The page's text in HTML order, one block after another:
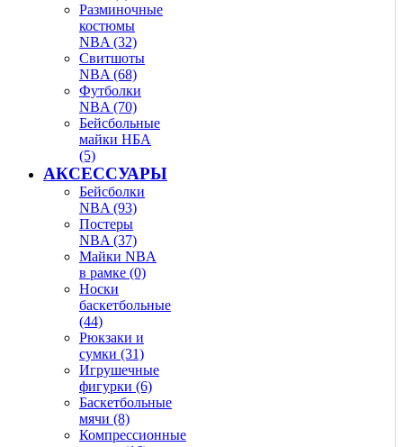
Разминочные
костюмы
NBA (32)
Свитшоты
NBA (68)
Футболки
NBA (70)
Бейсбольные
майки НБА
(5)
АКСЕССУАРЫ
Бейсболки
NBA (93)
Постеры
NBA (37)
Майки NBA
в рамке (0)
Носки
баскетбольные
(44)
Рюкзаки и
сумки (31)
Игрушечные
фигурки (6)
Баскетбольные
мячи (8)
Компрессионные